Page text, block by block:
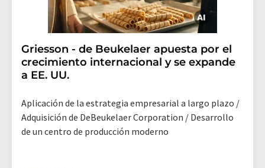
Griesson - de Beukelaer apuesta por el
crecimiento internacional y se expande
a EE. UU.
Aplicación de la estrategia empresarial a largo plazo /
Adquisición de DeBeukelaer Corporation / Desarrollo
de un centro de producción moderno